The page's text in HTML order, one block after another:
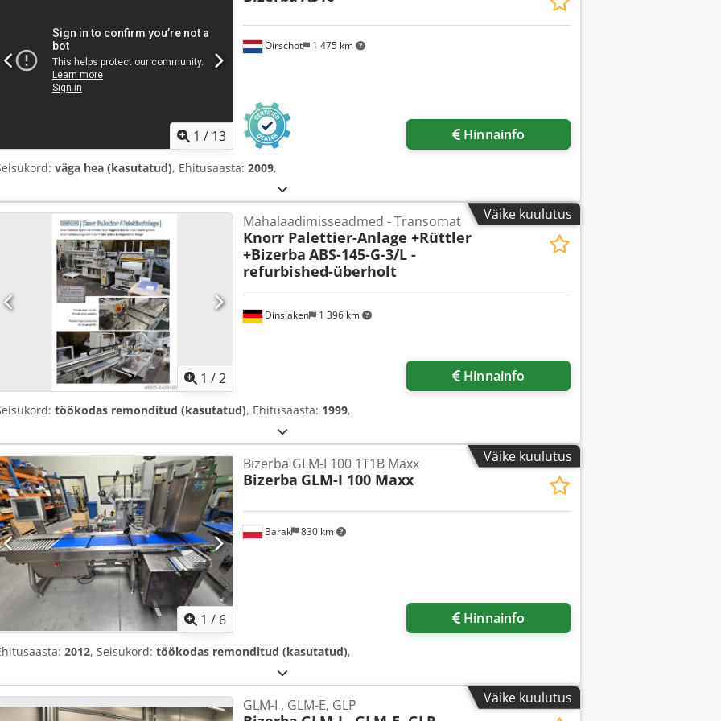
1 / 13
Oirschot 1 475 km
Hinnainfo
väga hea (kasutatud), Ehitusaasta: 2009,
Väike kuulutus
1 /2
Dinslaken 1 396 km
Mahalaadimisseadmed - Transomat
Knorr Palettier-Anlage +Rüttler
+Bizerba ABS-145-G-3/L -
refurbished-überholt
Hinnainfo
töökodas remonditud (kasutatud), Ehitusaasta: 1999,
Väike kuulutus
1 / 6
Barak 830 km
Bizerba GLM-I 100 1T1B Maxx
Bizerba GLM-I 100 Maxx
Hinnainfo
2012, Seisukord: töökodas remonditud (kasutatud),
Väike kuulutus
GLM-I , GLM-E, GLP